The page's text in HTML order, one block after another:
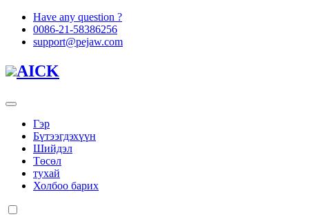
Have any question ?
0086-21-58386256
support@pejaw.com
AICK
Гэр
Бүтээгдэхүүн
Шийдэл
Төсөл
тухай
Холбоо барих